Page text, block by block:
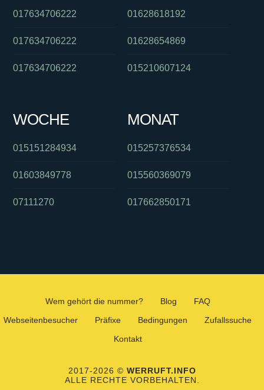
017634706222
017634706222
017634706222
01628618192
01628654869
015210607124
WOCHE
015151284934
01603849778
07111270
MONAT
015257376534
015560369079
017662850171
Wem gehört die nummer? Blog
FAQ
Webseitenbesucher
Präfixe Bedingungen
Zufallssuche
Kontakt
2017-2026 © WERRUFT.INFO
ALLE RECHTE VORBEHALTEN.